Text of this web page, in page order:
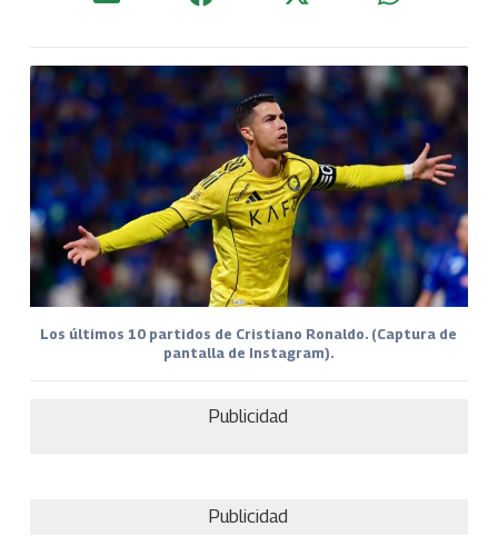
Los últimos 10 partidos de Cristiano Ronaldo. (Captura de
pantalla de Instagram).
Publicidad
Publicidad